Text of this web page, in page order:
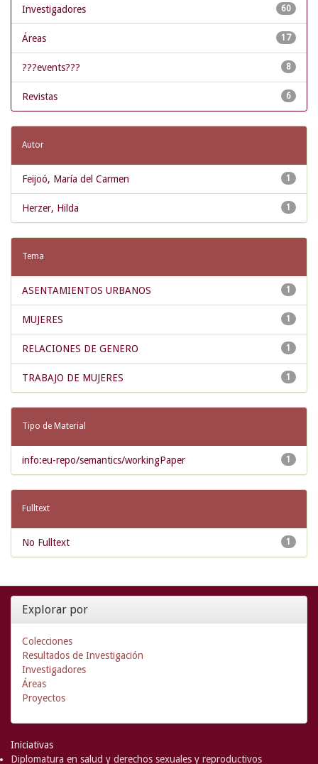
60
Investigadores
17
Áreas
8
???events???
6
Revistas
Autor
1
Feijoó, María del Carmen
1
Herzer, Hilda
Tema
1
ASENTAMIENTOS URBANOS
1
MUJERES
1
RELACIONES DE GENERO
1
TRABAJO DE MUJERES
Tipo de Material
1
info:eu-repo/semantics/workingPaper
Fulltext
1
No Fulltext
Explorar por
Colecciones
Resultados de Investigación
Investigadores
Áreas
Proyectos
Iniciativas
Diplomatura en salud y derechos sexuales y reproductivos